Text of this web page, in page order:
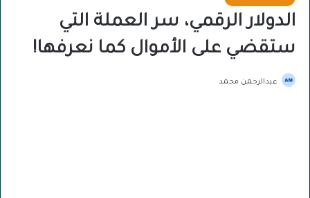
الدولار الرقمي، سر العملة التي
ستقضي على الأموال كما نعرفها!
عبدالرحمن محمد